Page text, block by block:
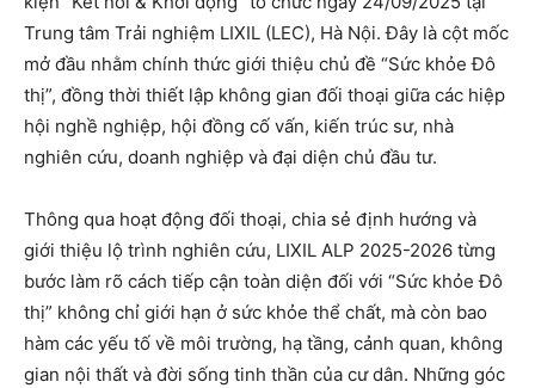
Trung tâm Trải nghiệm LIXIL (LEC), Hà Nội. Đây là cột mốc
mở đầu nhằm chính thức giới thiệu chủ đề “Sức khỏe Đô
thị”, đồng thời thiết lập không gian đối thoại giữa các hiệp
hội nghề nghiệp, hội đồng cố vấn, kiến trúc sư, nhà
nghiên cứu, doanh nghiệp và đại diện chủ đầu tư.
Thông qua hoạt động đối thoại, chia sẻ định hướng và
giới thiệu lộ trình nghiên cứu, LIXIL ALP 2025-2026 từng
bước làm rõ cách tiếp cận toàn diện đối với “Sức khỏe Đô
thị” không chỉ giới hạn ở sức khỏe thể chất, mà còn bao
hàm các yếu tố về môi trường, hạ tầng, cảnh quan, không
gian nội thất và đời sống tinh thần của cư dân. Những góc